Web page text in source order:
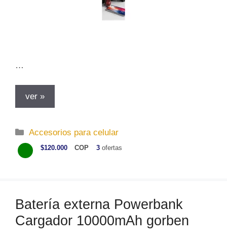
…
ver »
C
a
t
r
í
Accesorios para celular
$120.000 COP 3 ofertas
Batería externa Powerbank
Cargador 10000mAh gorben